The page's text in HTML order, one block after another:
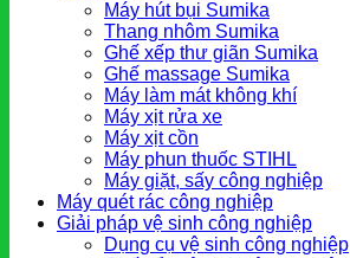
Máy hút bụi Sumika
Thang nhôm Sumika
Ghế xếp thư giãn Sumika
Ghế massage Sumika
Máy làm mát không khí
Máy xịt rửa xe
Máy xịt cồn
Máy phun thuốc STIHL
Máy giặt, sấy công nghiệp
Máy quét rác công nghiệp
Giải pháp vệ sinh công nghiệp
Dụng cụ vệ sinh công nghiệp